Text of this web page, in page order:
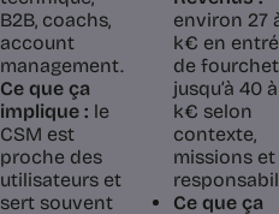
B2B, coachs,
account
management.
Ce que ça
implique : le
CSM est
proche des
utilisateurs et
sert souvent
environ 27
k€ en
de
jusqu’à 40
k€ selon
contexte,
missions et
Ce que ça